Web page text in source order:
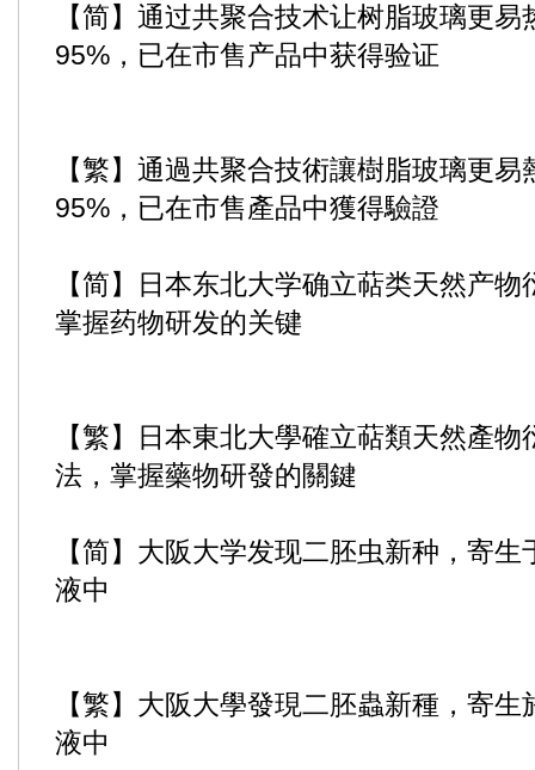
【简】通过共聚合技术让树脂玻璃更
95%，已在市售产品中获得验证
【繁】通過共聚合技術讓樹脂玻璃更
95%，已在市售產品中獲得驗證
【简】日本东北大学确立萜类天然产物
掌握药物研发的关键
【繁】日本東北大學確立萜類天然產
法，掌握藥物研發的關鍵
【简】大阪大学发现二胚虫新种，寄
液中
【繁】大阪大學發現二胚蟲新種，寄
液中